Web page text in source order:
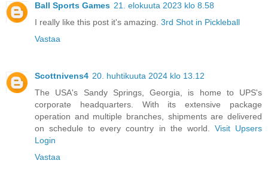
Ball Sports Games 21. elokuuta 2023 klo 8.58
I really like this post it's amazing. 3rd Shot in Pickleball
Vastaa
Scottnivens4 20. huhtikuuta 2024 klo 13.12
The USA's Sandy Springs, Georgia, is home to UPS's
corporate headquarters. With its extensive package
operation and multiple branches, shipments are delivered
on schedule to every country in the world. Visit Upsers
Login
Vastaa